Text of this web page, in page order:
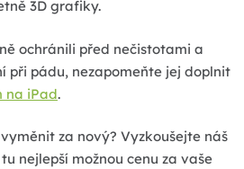
3D grafiky.
ochránili před nečistotami a
při pádu, nezapomeňte jej doplnit
na iPad.
za nový? Vyzkoušejte náš
nejlepší možnou cenu za vaše